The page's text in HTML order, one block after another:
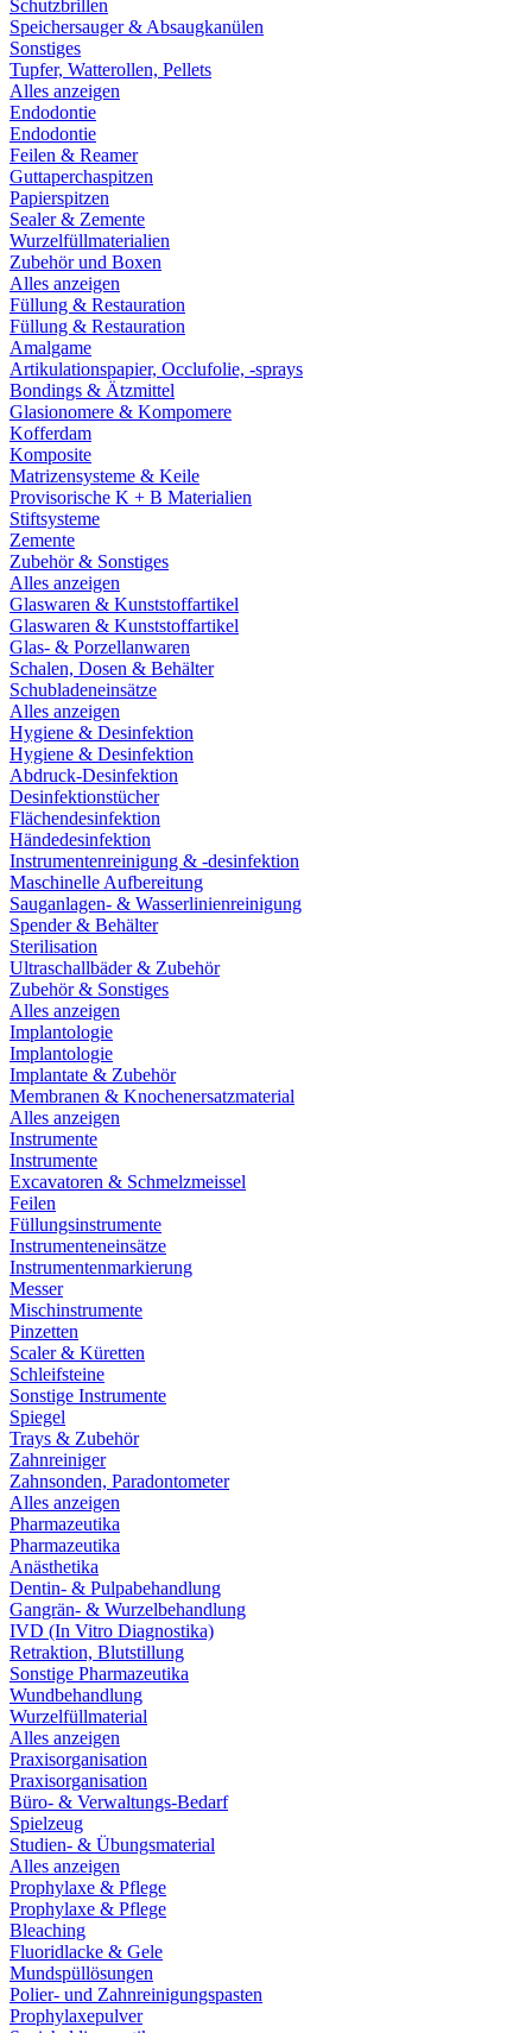
Schutzbrillen
Speichersauger & Absaugkanülen
Sonstiges
Tupfer, Watterollen, Pellets
Alles anzeigen
Endodontie
Endodontie
Feilen & Reamer
Guttaperchaspitzen
Papierspitzen
Sealer & Zemente
Wurzelfüllmaterialien
Zubehör und Boxen
Alles anzeigen
Füllung & Restauration
Füllung & Restauration
Amalgame
Artikulationspapier, Occlufolie, -sprays
Bondings & Ätzmittel
Glasionomere & Kompomere
Kofferdam
Komposite
Matrizensysteme & Keile
Provisorische K + B Materialien
Stiftsysteme
Zemente
Zubehör & Sonstiges
Alles anzeigen
Glaswaren & Kunststoffartikel
Glaswaren & Kunststoffartikel
Glas- & Porzellanwaren
Schalen, Dosen & Behälter
Schubladeneinsätze
Alles anzeigen
Hygiene & Desinfektion
Hygiene & Desinfektion
Abdruck-Desinfektion
Desinfektionstücher
Flächendesinfektion
Händedesinfektion
Instrumentenreinigung & -desinfektion
Maschinelle Aufbereitung
Sauganlagen- & Wasserlinienreinigung
Spender & Behälter
Sterilisation
Ultraschallbäder & Zubehör
Zubehör & Sonstiges
Alles anzeigen
Implantologie
Implantologie
Implantate & Zubehör
Membranen & Knochenersatzmaterial
Alles anzeigen
Instrumente
Instrumente
Excavatoren & Schmelzmeissel
Feilen
Füllungsinstrumente
Instrumenteneinsätze
Instrumentenmarkierung
Messer
Mischinstrumente
Pinzetten
Scaler & Küretten
Schleifsteine
Sonstige Instrumente
Spiegel
Trays & Zubehör
Zahnreiniger
Zahnsonden, Paradontometer
Alles anzeigen
Pharmazeutika
Pharmazeutika
Anästhetika
Dentin- & Pulpabehandlung
Gangrän- & Wurzelbehandlung
IVD (In Vitro Diagnostika)
Retraktion, Blutstillung
Sonstige Pharmazeutika
Wundbehandlung
Wurzelfüllmaterial
Alles anzeigen
Praxisorganisation
Praxisorganisation
Büro- & Verwaltungs-Bedarf
Spielzeug
Studien- & Übungsmaterial
Alles anzeigen
Prophylaxe & Pflege
Prophylaxe & Pflege
Bleaching
Fluoridlacke & Gele
Mundspüllösungen
Polier- und Zahnreinigungspasten
Prophylaxepulver